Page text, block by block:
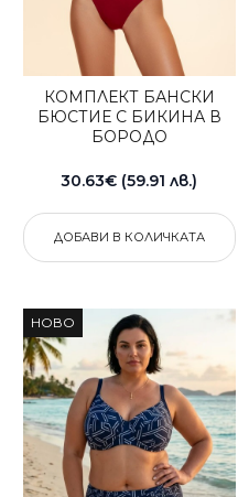
КОМПЛЕКТ БАНСКИ
БЮСТИЕ С БИКИНА В
БОРОДО
30.63€ (59.91 лв.)
ДОБАВИ В КОЛИЧКАТА
НОВО